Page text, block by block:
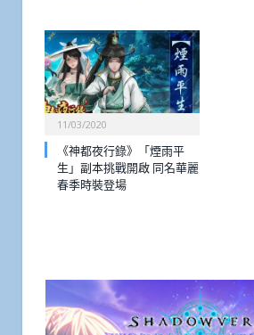
11/03/2020
《神都夜行錄》「煙雨平
生」副本挑戰開啟 同名華麗
春季時裝登場